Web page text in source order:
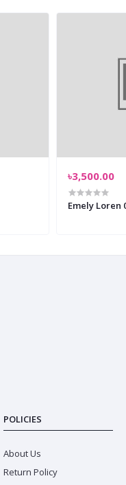
৳3,500.00
Emely Loren
POLICIES
About Us
Return Policy